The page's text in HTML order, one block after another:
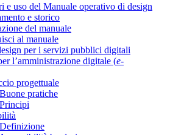
e uso del Manuale operativo di design
e storico
del manuale
al manuale
per i servizi pubblici digitali
l’amministrazione digitale (e-
progettuale
pratiche